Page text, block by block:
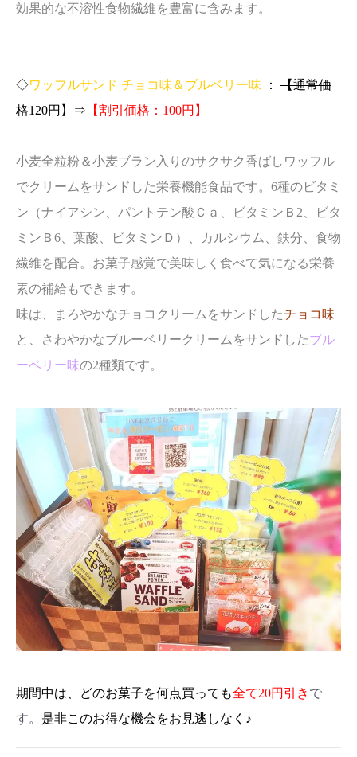
効果的な不溶性食物繊維を豊富に含みます。
◇ワッフルサンド チョコ味＆ブルベリー味 ： 【通常価
格120円】⇒ 【割引価格：100円】
小麦全粒粉＆小麦ブラン入りのサクサク香ばしワッフル
でクリームをサンドした栄養機能食品です。6種のビタミ
ン（ナイアシン、パントテン酸Ｃａ、ビタミンＢ2、ビタ
ミンＢ6、葉酸、ビタミンＤ）、カルシウム、鉄分、食物
繊維を配合。お菓子感覚で美味しく食べて気になる栄養
素の補給もできます。
味は、まろやかなチョコクリームをサンドしたチョコ味
と、さわやかなブルーベリークリームをサンドしたブル
ーベリー味の2種類です。
期間中は、どのお菓子を何点買っても全て20円引き で
す。 是非このお得な機会をお見逃しなく♪